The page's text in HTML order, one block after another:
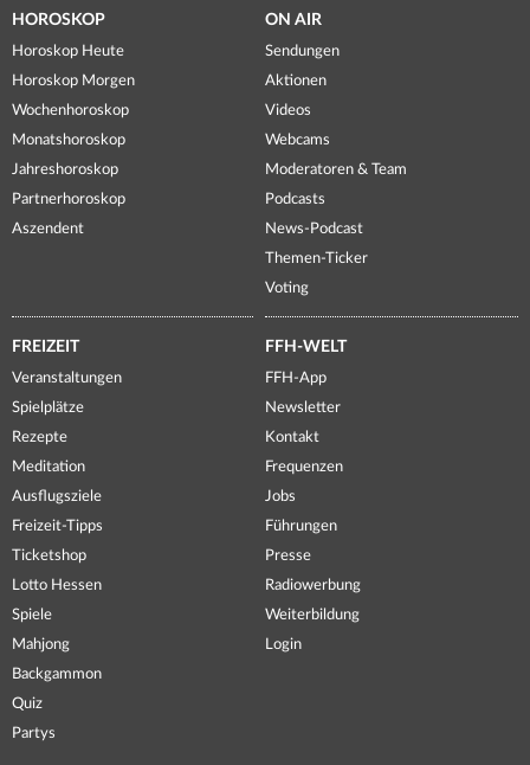
HOROSKOP
Horoskop Heute
Horoskop Morgen
Wochenhoroskop
Monatshoroskop
Jahreshoroskop
Partnerhoroskop
Aszendent
ON AIR
Sendungen
Aktionen
Videos
Webcams
Moderatoren & Team
Podcasts
News-Podcast
Themen-Ticker
Voting
FREIZEIT
Veranstaltungen
Spielplätze
Rezepte
Meditation
Ausflugsziele
Freizeit-Tipps
Ticketshop
Lotto Hessen
Spiele
Mahjong
Backgammon
Quiz
Partys
FFH-WELT
FFH-App
Newsletter
Kontakt
Frequenzen
Jobs
Führungen
Presse
Radiowerbung
Weiterbildung
Login